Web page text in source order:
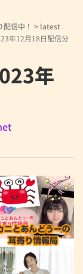
信中！ > latest
年12月18日配信分
年